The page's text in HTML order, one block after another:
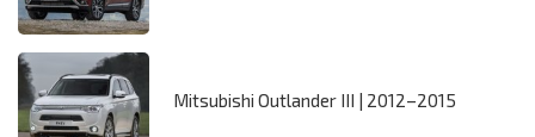
Mitsubishi Outlander III | 2012–2015